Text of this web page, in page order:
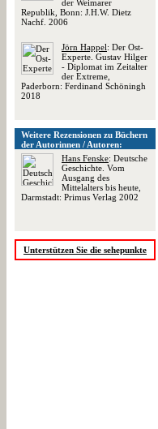
der Weimarer
Republik, Bonn: J.H.W. Dietz
Nachf. 2006
Jörn Happel: Der Ost-
Experte. Gustav Hilger
- Diplomat im Zeitalter
der Extreme,
Paderborn: Ferdinand Schöningh
2018
Weitere Rezensionen zu Büchern
der Autorinnen / Autoren:
Hans Fenske: Deutsche
Geschichte. Vom
Ausgang des
Mittelalters bis heute,
Darmstadt: Primus Verlag 2002
Unterstützen Sie die sehepunkte